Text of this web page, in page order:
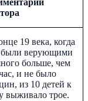
19 века, когда
были верующими
больше, чем
и не было
из 10 детей к
выживало трое.